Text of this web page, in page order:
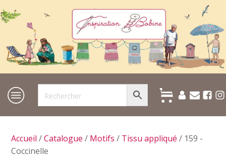
Accueil /Catalogue / Motifs / Tissu appliqué / 159 -
Coccinelle